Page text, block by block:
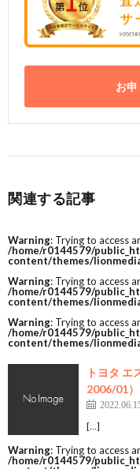
お
関連する記事
Warning: Trying to access
/home/r0144579/
content/themes/
Warning: Trying to access
/home/r0144579/
content/themes/
Warning: Trying to access
/home/r0144579/
content/themes/
トヨタ
2006/01）
[…]
Warning: Trying to access
/home/r0144579/